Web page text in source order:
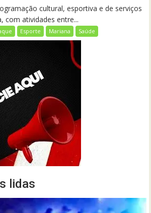
cultural, esportiva e de serviços
com atividades entre...
Esporte Mariana Saúde
lidas